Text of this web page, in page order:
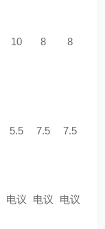
10 8 8
5.5 7.5 7.5
电议 电议 电议